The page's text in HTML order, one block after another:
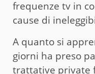
frequenze tv in
cause di
A quanto si
giorni ha preso
trattative private